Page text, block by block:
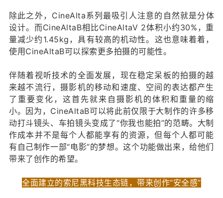
除此之外，CineAlta系列最吸引人注意的自然就是分体
设计。而CineAltaB相比CineAltaV 2体积小约30%，重
量减少约1.45kg，具有较高的机动性。这也意味着着，
使用CineAltaB可以探索更多拍摄的可能性。
伴随着视听技术的全面发展，现在稳定呆板的拍摄的越
来越不流行，摄影机的移动和速度、空间的表达都产生
了重要变化，这首先就来自摄影机的体积和重量的缩
小。因为，CineAltaB可以将此前仅限于大制作的许多移
动打斗镜头、车拍镜头变成了“你我也能拍”的范畴。大制
作成本并不是每个人都能享有的资源，但每个人都可能
有自己制作一部“电影”的梦想。这个功能做出来，给他们
带来了创作的希望。
全面建立的索尼黑科技生态链，带来创作“安全感”